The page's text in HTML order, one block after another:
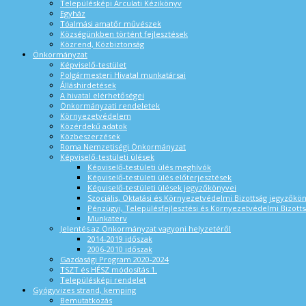
Településképi Arculati Kézikönyv
Egyház
Tóalmási amatőr művészek
Községünkben történt fejlesztések
Közrend, Közbiztonság
Önkormányzat
Képviselő-testület
Polgármesteri Hivatal munkatársai
Álláshirdetések
A hivatal elérhetőségei
Önkormányzati rendeletek
Környezetvédelem
Közérdekű adatok
Közbeszerzések
Roma Nemzetiségi Önkormányzat
Képviselő-testületi ülések
Képviselő-testületi ülés meghívók
Képviselő-testületi ülés előterjesztések
Képviselő-testületi ülések jegyzőkönyvei
Szociális, Oktatási és Környezetvédelmi Bizottság
Pénzügyi, Településfejlesztési és Környezetvédelmi
Munkaterv
Jelentés az Önkormányzat vagyoni helyzetéről
2014-2019 időszak
2006-2010 időszak
Gazdasági Program 2020-2024
TSZT és HÉSZ módosítás 1.
Településképi rendelet
Gyógyvizes strand, kemping
Bemutatkozás